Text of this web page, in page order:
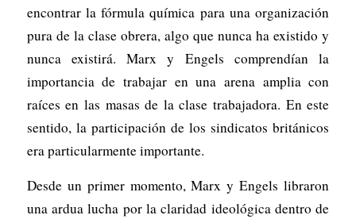
encontrar la fórmula química para una organización
pura de la clase obrera, algo que nunca ha existido y
nunca existirá. Marx y Engels comprendían la
importancia de trabajar en una arena amplia con
raíces en las masas de la clase trabajadora. En este
sentido, la participación de los sindicatos británicos
era particularmente importante.
Desde un primer momento, Marx y Engels libraron
una ardua lucha por la claridad ideológica dentro de